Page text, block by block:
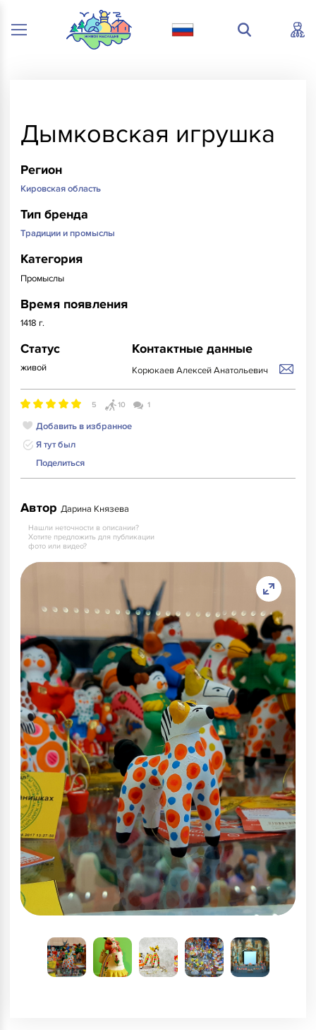
Дымковская игрушка
Регион
Кировская область
Тип бренда
Традиции и промыслы
Категория
Промыслы
Время появления
1418 г.
Статус
живой
Контактные данные
Корюкаев Алексей Анатольевич
5 10 1
Добавить в избранное
Я тут был
Поделиться
Автор Дарина Князева
Нашли неточности в описании?
Хотите предложить для публикации
фото или видео?